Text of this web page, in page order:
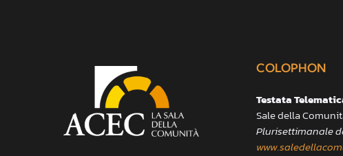
COLOPHON
Testata
Sale della
Plurisettimanale